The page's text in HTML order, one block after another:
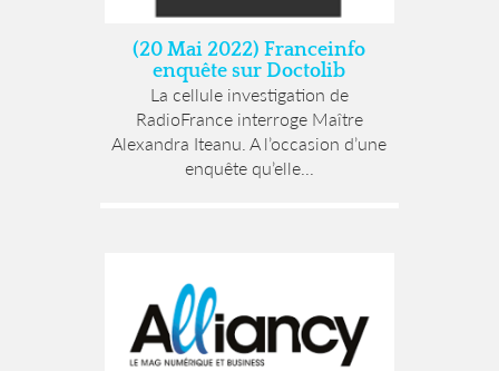
(20 Mai 2022) Franceinfo
enquête sur Doctolib
La cellule investigation de
RadioFrance interroge Maître
Alexandra Iteanu. A l’occasion d’une
enquête qu’elle...